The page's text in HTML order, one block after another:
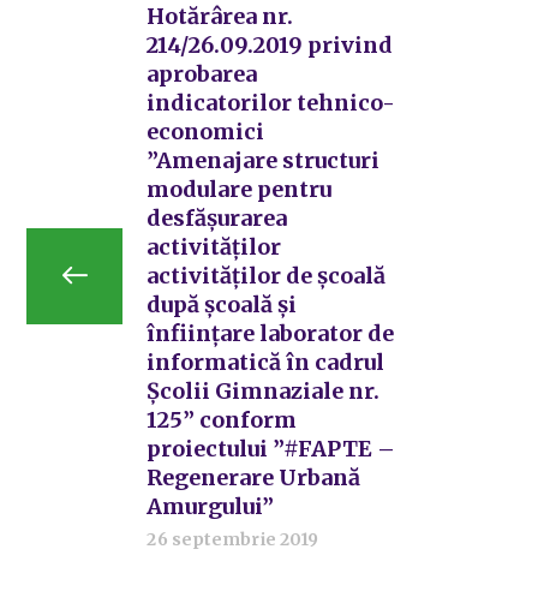
Hotărârea nr.
214/26.09.2019 privind
aprobarea
indicatorilor tehnico-
economici
”Amenajare structuri
modulare pentru
desfășurarea
activităților
activităților de școală
după școală și
înființare laborator de
informatică în cadrul
Școlii Gimnaziale nr.
125” conform
proiectului ”#FAPTE –
Regenerare Urbană
Amurgului”
26 septembrie 2019